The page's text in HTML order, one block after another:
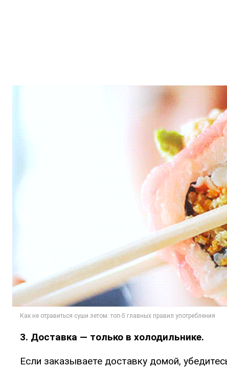
3. Доставка — только в холодильнике.
Если заказываете доставку домой,